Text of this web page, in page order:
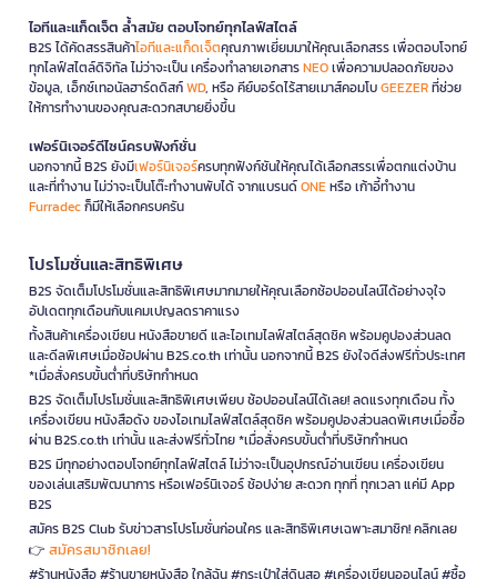
ไอทีและแก็ดเจ็ต ล้ำสมัย ตอบโจทย์ทุกไลฟ์สไตล์
B2S ได้คัดสรรสินค้าไอทีและแก็ดเจ็ตคุณภาพเยี่ยมมาให้คุณเลือกสรร เพื่อตอบโจทย์
ทุกไลฟ์สไตล์ดิจิทัล ไม่ว่าจะเป็น เครื่องทำลายเอกสารNEOเพื่อความปลอดภัยของ
ข้อมูล, เอ็กซ์เทอนัลฮาร์ดดิสก์WD, หรือ คีย์บอร์ดไร้สายเมาส์คอมโบGEEZERที่ช่วย
ให้การทำงานของคุณสะดวกสบายยิ่งขึ้น
เฟอร์นิเจอร์ดีไซน์ครบฟังก์ชั่น
นอกจากนี้ B2S ยังมีเฟอร์นิเจอร์ครบทุกฟังก์ชันให้คุณได้เลือกสรรเพื่อตกแต่งบ้าน
และที่ทำงาน ไม่ว่าจะเป็นโต๊ะทำงานพับได้ จากแบรนด์ONEหรือ เก้าอี้ทำงาน
Furradecก็มีให้เลือกครบครัน
โปรโมชั่นและสิทธิพิเศษ
B2S จัดเต็มโปรโมชั่นและสิทธิพิเศษมากมายให้คุณเลือกช้อปออนไลน์ได้อย่างจุใจ
อัปเดตทุกเดือนกับแคมเปญลดราคาแรง
ทั้งสินค้าเครื่องเขียน หนังสือขายดี และไอเทมไลฟ์สไตล์สุดชิค พร้อมคูปองส่วนลด
และดีลพิเศษเมื่อช้อปผ่าน B2S.co.th เท่านั้น นอกจากนี้ B2S ยังใจดีส่งฟรีทั่วประเทศ
*เมื่อสั่งครบขั้นต่ำที่บริษัทกำหนด
B2S จัดเต็มโปรโมชั่นและสิทธิพิเศษเพียบ ช้อปออนไลน์ได้เลย! ลดแรงทุกเดือน ทั้ง
เครื่องเขียน หนังสือดัง ของไอเทมไลฟ์สไตล์สุดชิค พร้อมคูปองส่วนลดพิเศษเมื่อซื้อ
ผ่าน B2S.co.th เท่านั้น และส่งฟรีทั่วไทย *เมื่อสั่งครบขั้นต่ำที่บริษัทกำหนด
B2S มีทุกอย่างตอบโจทย์ทุกไลฟ์สไตล์ ไม่ว่าจะเป็นอุปกรณ์อ่านเขียน เครื่องเขียน
ของเล่นเสริมพัฒนาการ หรือเฟอร์นิเจอร์ ช้อปง่าย สะดวก ทุกที่ ทุกเวลา แค่มี App
B2S
สมัคร B2S Club รับข่าวสารโปรโมชั่นก่อนใคร และสิทธิพิเศษเฉพาะสมาชิก! คลิกเลย
👉 สมัครสมาชิกเลย!
#ร้านหนังสือ #ร้านขายหนังสือ ใกล้ฉัน #กระเป๋าใส่ดินสอ #เครื่องเขียนออนไลน์ #ซื้อ